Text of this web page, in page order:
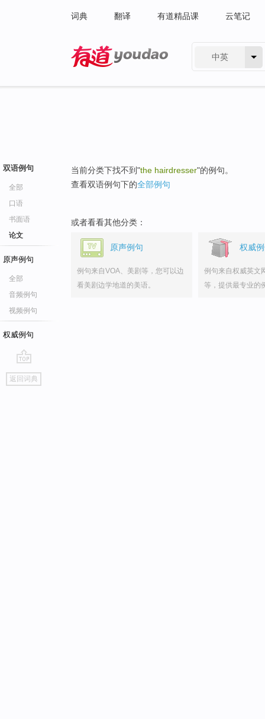
词典 翻译 有道精品课 云笔记
中英
双语例句
全部
口语
书面语
论文
原声例句
全部
音频例句
视频例句
权威例句
go
top
返回词典
当前分类下找不到"the hairdresser"的例句。
查看双语例句下的全部例句
或者看看其他分类：
原声例句
例句来自VOA、美剧等，您可以边
看美剧边学地道的美语。
权威
例句来自权威英文
等，提供最专业的